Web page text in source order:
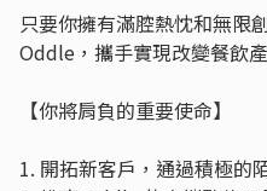
只要你擁有滿腔熱忱和無限
Oddle，攜手實現改變餐飲
【你將肩負的重要使命】
1. 開拓新客戶，通過積極的